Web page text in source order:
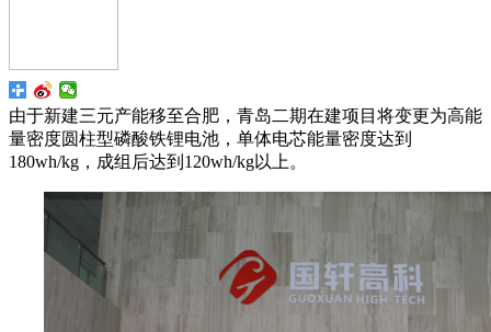
由于新建三元产能移至合肥，青岛二期在建项目将变更为高能
量密度圆柱型磷酸铁锂电池，单体电芯能量密度达到
180wh/kg，成组后达到120wh/kg以上。